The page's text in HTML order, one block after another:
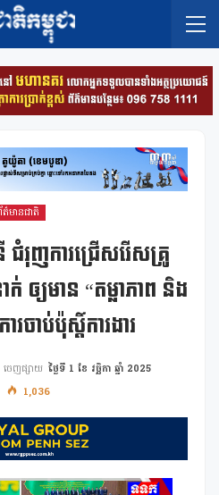
ត៌មានជាតិ
រុញការជ្រើសរើសគ្រូ
ឲ្យមាន “តម្លាភាព និង
រចាប់ប៉ុស្តិ៍ការងារ
ចេញផ្សាយ ថ្ងៃទី 1 ខែ វច្ឆិកា ឆ្នាំ 2025
1,036